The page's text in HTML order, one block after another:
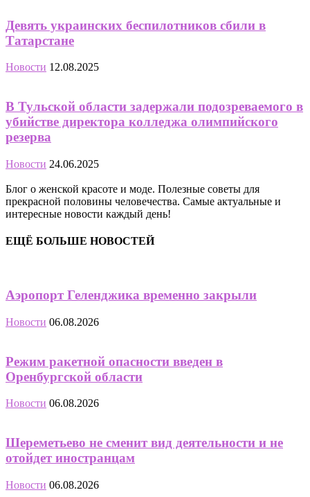
Девять украинских беспилотников сбили в
Татарстане
Новости 12.08.2025
В Тульской области задержали подозреваемого в
убийстве директора колледжа олимпийского
резерва
Новости 24.06.2025
Блог о женской красоте и моде. Полезные советы для
прекрасной половины человечества. Самые актуальные и
интересные новости каждый день!
ЕЩЁ БОЛЬШЕ НОВОСТЕЙ
Аэропорт Геленджика временно закрыли
Новости 06.08.2026
Режим ракетной опасности введен в
Оренбургской области
Новости 06.08.2026
Шереметьево не сменит вид деятельности и не
отойдет иностранцам
Новости 06.08.2026